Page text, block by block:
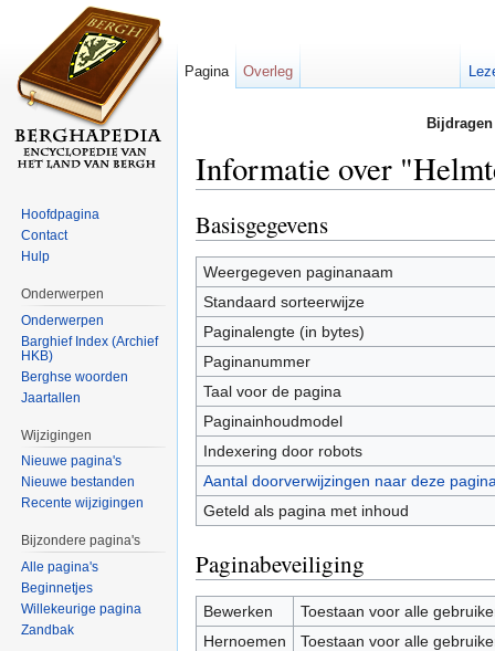
Informatie over
Basisgegevens
Weergegeven paginanaam
Standaard sorteerwijze
Paginalengte (in bytes)
Paginanummer
Taal voor de pagina
Paginainhoudmodel
Indexering door robots
Aantal doorverwijzingen naar deze
Geteld als pagina met inhoud
Paginabeveiliging
Bewerken
Toestaan voor alle
Hernoemen
Toestaan voor alle
Pagina Overleg
Hoofdpagina
Contact
Hulp
Onderwerpen
Onderwerpen
Barghief Index (Archief
HKB)
Berghse woorden
Jaartallen
Wijzigingen
Nieuwe pagina's
Nieuwe bestanden
Recente wijzigingen
Bijzondere pagina's
Alle pagina's
Beginnetjes
Willekeurige pagina
Zandbak